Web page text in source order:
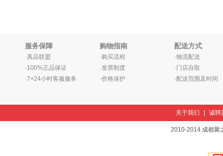
服务保障
·真品联盟
·100%正品保证
·7×24小时客服服务
购物指南
·购买流程
·发票制度
·价格保护
配送方式
·物流配送
·门店自取
·配送范围及时间
关于我们 诚聘
2010-2014 成都聚